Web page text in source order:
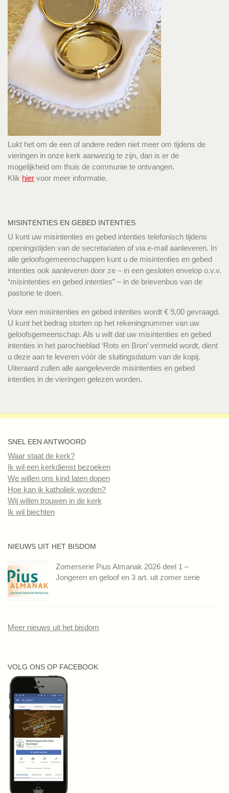
Lukt het om de een of andere reden niet meer om tijdens de
vieringen in onze kerk aanwezig te zijn, dan is er de
mogelijkheid om thuis de communie te ontvangen.
Klik hier voor meer informatie.
MISINTENTIES EN GEBED INTENTIES
U kunt uw misintenties en gebed intenties telefonisch tijdens
openingstijden van de secretariaten of via e-mail aanleveren. In
alle geloofsgemeenschappen kunt u de misintenties en gebed
intenties ook aanleveren door ze – in een gesloten envelop o.v.v.
“misintenties en gebed intenties” – in de brievenbus van de
pastorie te doen.
Voor een misintenties en gebed intenties wordt € 9,00 gevraagd.
U kunt het bedrag storten op het rekeningnummer van uw
geloofsgemeenschap. Als u wilt dat uw misintenties en gebed
intenties in het parochieblad ‘Rots en Bron’ vermeld wordt, dient
u deze aan te leveren vóór de sluitingsdatum van de kopij.
Uiteraard zullen alle aangeleverde misintenties en gebed
intenties in de vieringen gelezen worden.
SNEL EEN ANTWOORD
Waar staat de kerk?
Ik wil een kerkdienst bezoeken
We willen ons kind laten dopen
Hoe kan ik katholiek worden?
Wij willen trouwen in de kerk
Ik wil biechten
NIEUWS UIT HET BISDOM
Zomerserie Pius Almanak 2026 deel 1 –
Jongeren en geloof en 3 art. uit zomer serie
Meer nieuws uit het bisdom
VOLG ONS OP FACEBOOK